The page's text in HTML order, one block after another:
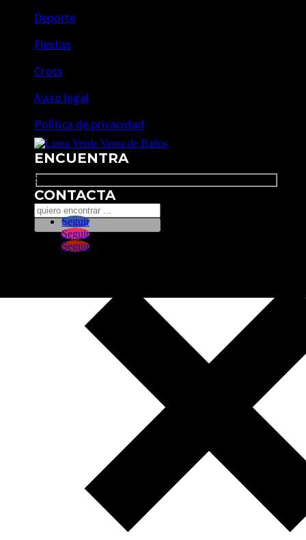
Deporte
Fiestas
Cross
Aviso legal
Política de privacidad
ENCUENTRA
Search
CONTACTA
Seguir
Seguir
Seguir